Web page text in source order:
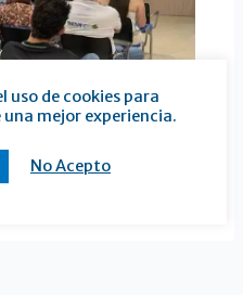
habló de
Unimagdalena
uso de cookies para
mejor experiencia.
No Acepto